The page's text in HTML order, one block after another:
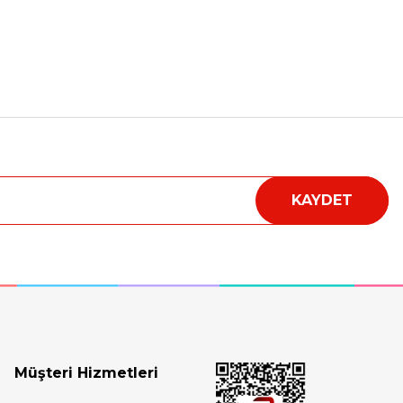
KAYDET
Müşteri Hizmetleri